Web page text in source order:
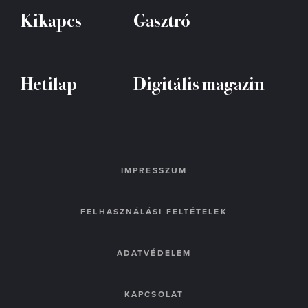
Kikapcs Gasztró
Hetilap Digitális magazin
IMPRESSZUM
FELHASZNÁLÁSI FELTÉTELEK
ADATVÉDELEM
KAPCSOLAT